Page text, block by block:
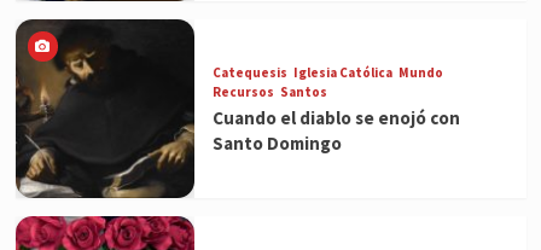
Catequesis Iglesia Católica Mundo
Recursos Santos
Cuando el diablo se enojó con
Santo Domingo